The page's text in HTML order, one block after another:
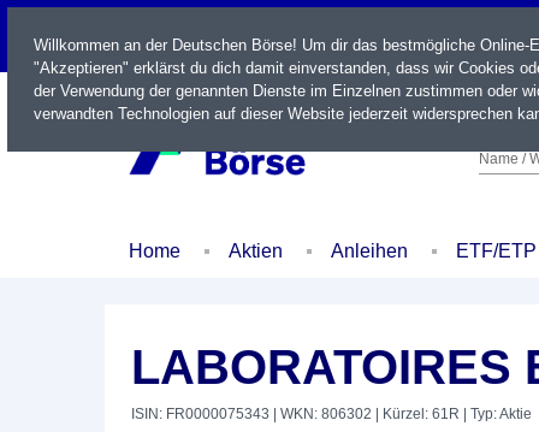
LIVE
Name /
Home Aktien Anleihen ETF/ETP
LABORATOIRES
ISIN: FR0000075343 | WKN: 806302 | Kürzel: 61R | Typ: Aktie
Willkommen an der Deutschen Börse! Um dir das bestmögliche
"Akzeptieren" erklärst du dich damit einverstanden, dass wir Cookies
der Verwendung der genannten Dienste im Einzelnen zustimmen oder
verwandten Technologien auf dieser Website jederzeit widersprechen